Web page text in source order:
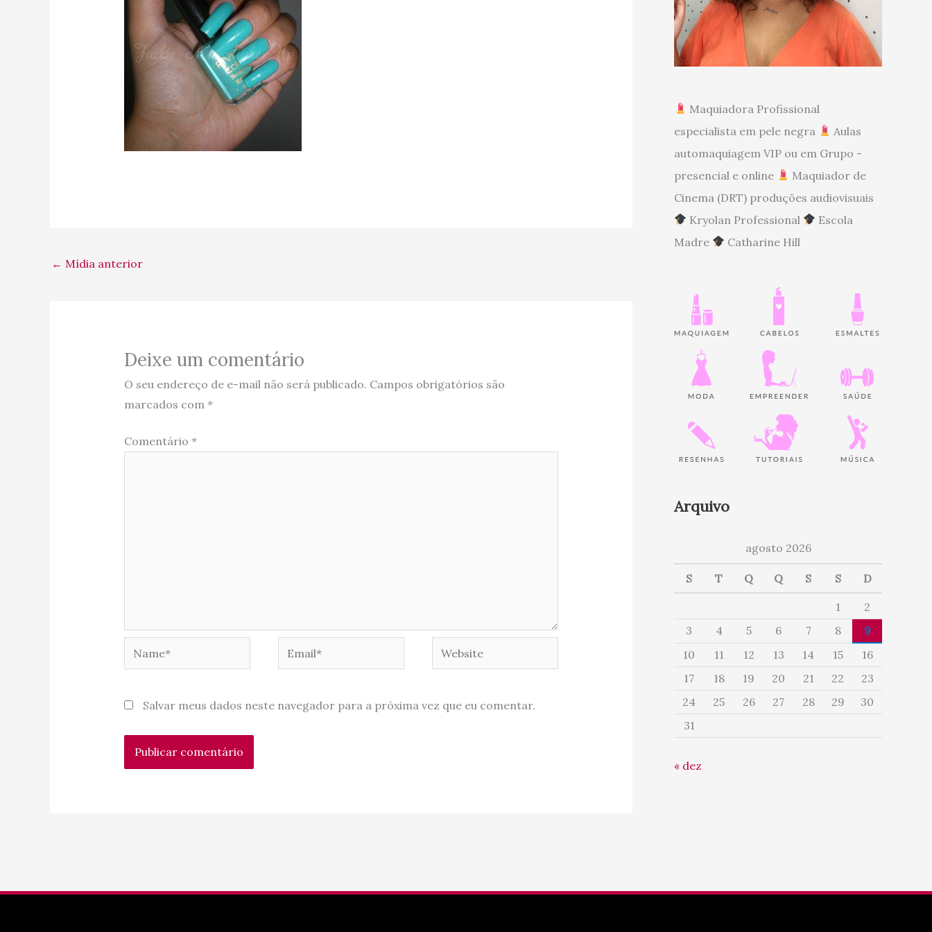
← Mídia anterior
Deixe um comentário
O seu endereço de e-mail não será publicado. Campos obrigatórios são
marcados com *
Comentário *
Website
Salvar meus dados neste navegador para a próxima vez que eu comentar.
Maquiadora Profissional
especialista em pele negra
Aulas
automaquiagem VIP ou em Grupo -
presencial e online
Maquiador de
Cinema (DRT) produções audiovisuais
Kryolan Professional
Escola
Madre
Catharine Hill
Arquivo
agosto 2026
S T Q Q S S D
1
2
3
4 5 6 7 8
9
10
11 12 13 14 15
16
17
18 19 20 21 22
23
24
25 26 27 28 29
30
31
« dez